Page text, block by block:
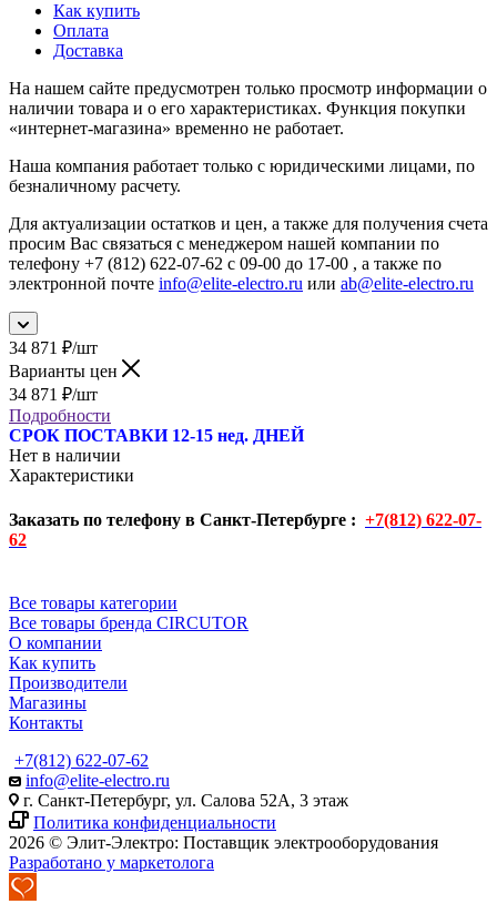
Как купить
Оплата
Доставка
На нашем сайте предусмотрен только просмотр информации о
наличии товара и о его характеристиках. Функция покупки
«интернет-магазина» временно не работает.
Наша компания работает только с юридическими лицами, по
безналичному расчету.
Для актуализации остатков и цен, а также для получения счета
просим Вас связаться с менеджером нашей компании по
телефону +7 (812) 622-07-62 с 09-00 до 17-00 , а также по
электронной почте info@elite-electro.ru или ab@elite-electro.ru
34 871 ₽/шт
Варианты цен
34 871 ₽/шт
Подробности
СРОК ПОСТАВКИ 12-15 нед. ДНЕЙ
Нет в наличии
Характеристики
Заказать по телефону в Санкт-Петербурге : +7(812) 622-07-
62
Все товары категории
Все товары бренда CIRCUTOR
О компании
Как купить
Производители
Магазины
Контакты
+7(812) 622-07-62
info@elite-electro.ru
г. Санкт-Петербург, ул. Салова 52А, 3 этаж
Политика конфиденциальности
2026 © Элит-Электро: Поставщик электрооборудования
Разработано у маркетолога